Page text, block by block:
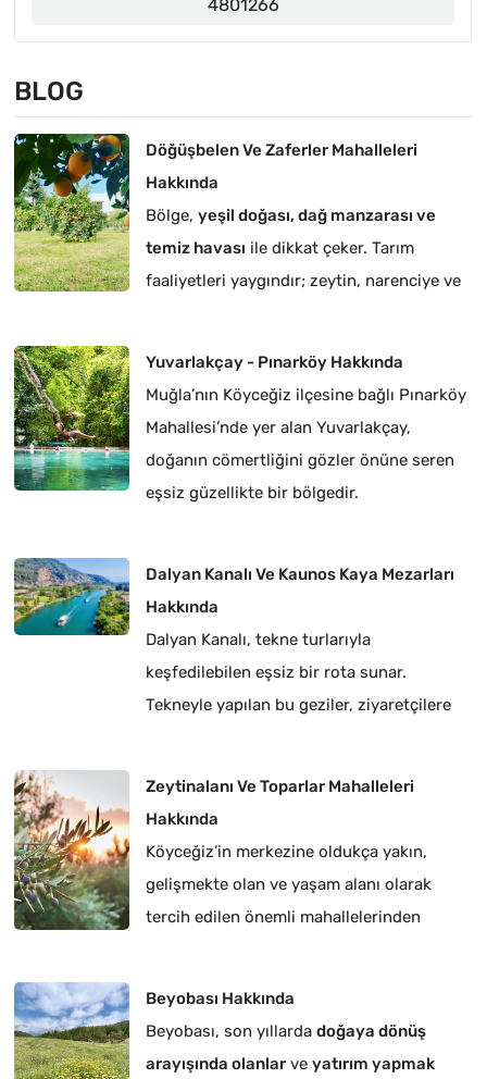
4801266
BLOG
Döğüşbelen Ve Zaferler Mahalleleri
Hakkında
Bölge, yeşil doğası, dağ manzarası ve
temiz havası ile dikkat çeker. Tarım
faaliyetleri yaygındır; zeytin, narenciye ve
Yuvarlakçay - Pınarköy Hakkında
Muğla’nın Köyceğiz ilçesine bağlı Pınarköy
Mahallesi’nde yer alan Yuvarlakçay,
doğanın cömertliğini gözler önüne seren
eşsiz güzellikte bir bölgedir.
Dalyan Kanalı Ve Kaunos Kaya Mezarları
Hakkında
Dalyan Kanalı, tekne turlarıyla
keşfedilebilen eşsiz bir rota sunar.
Tekneyle yapılan bu geziler, ziyaretçilere
Zeytinalanı Ve Toparlar Mahalleleri
Hakkında
Köyceğiz’in merkezine oldukça yakın,
gelişmekte olan ve yaşam alanı olarak
tercih edilen önemli mahallelerinden
Beyobası Hakkında
Beyobası, son yıllarda doğaya dönüş
arayışında olanlarve yatırım yapmak